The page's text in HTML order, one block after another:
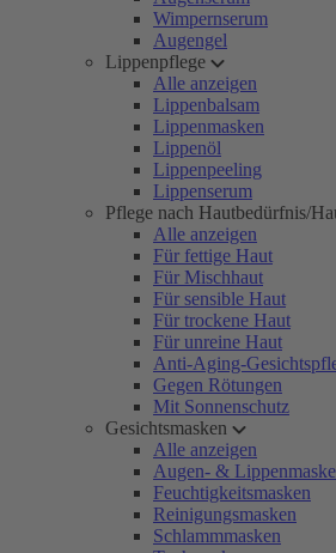
Wimpernserum
Augengel
Lippenpflege
Alle anzeigen
Lippenbalsam
Lippenmasken
Lippenöl
Lippenpeeling
Lippenserum
Pflege nach Hautbedürfnis/
Alle anzeigen
Für fettige Haut
Für Mischhaut
Für sensible Haut
Für trockene Haut
Für unreine Haut
Anti-Aging-
Gegen Rötungen
Mit Sonnenschutz
Gesichtsmasken
Alle anzeigen
Augen- &
Feuchtigkeitsmasken
Reinigungsmasken
Schlammmasken